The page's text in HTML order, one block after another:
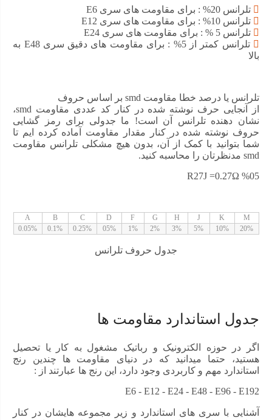
نوع مقاومت الکتریکی: ثابت
جنس: فیلم کربن
تلرانس مقاومت: 5 %
اگر مشخصه ای در ویژگی های مقاومت 160 اهم SMD 805
وجود دارد که برای شما مبهم است، میتوانید برای افزایش
اطلاعات و خرید قطعه مناسب در تب راهنما خرید مهمترین
پارامترهایی که برای شناخت مقاومت الکترونیکی لازم هستند
را مطالعه کنید!
تلرانس 20% : برای مقاومت های سری E6
تلرانس 10% : برای مقاومت های سری E12
تلرانس 5 % : برای مقاومت های سری E24
تلرانس کمتر از 5% : برای مقاومت های دقیق سری E48 به
بالا
تلرانس یا درصد خطا مقاومت smd بر اساس حروف
از آنجایی حرف نوشته شده در کنار کد عددی مقاومت smd،
نشان دهنده تلرانس آن است! ما جدولی برای رمز گشایی
حروف نوشته شده در کنار مقدار مقاومت آماده کرده ایم تا
شما بتوانید با کمک از آن، بدون هیچ مشکلی تلرانس مقاومت
smd مدنظرتان را محاسبه کنید.
R27J =0.27Ω %05
M
K
J
H
G
F
D
C
B
A
20%
10%
5%
3%
2%
1%
05%
0.25%
0.1%
0.05%
جدول حروف تلرانس
جدول استاندارد مقاومت ها
اگر در حوزه الکترونیک و رباتیک مشغول به کار یا تحصیل
هستید، حتما میدانید که در دنیای مقاومت ها چندین رنج
استاندارد مهم و کاربردی وجود دارد، این رنج ها عبارتند از :
E6 - E12 - E24 - E48 - E96 - E192
آشنایی با سری های استاندارد و زیر مجموعه هایشان در کنار